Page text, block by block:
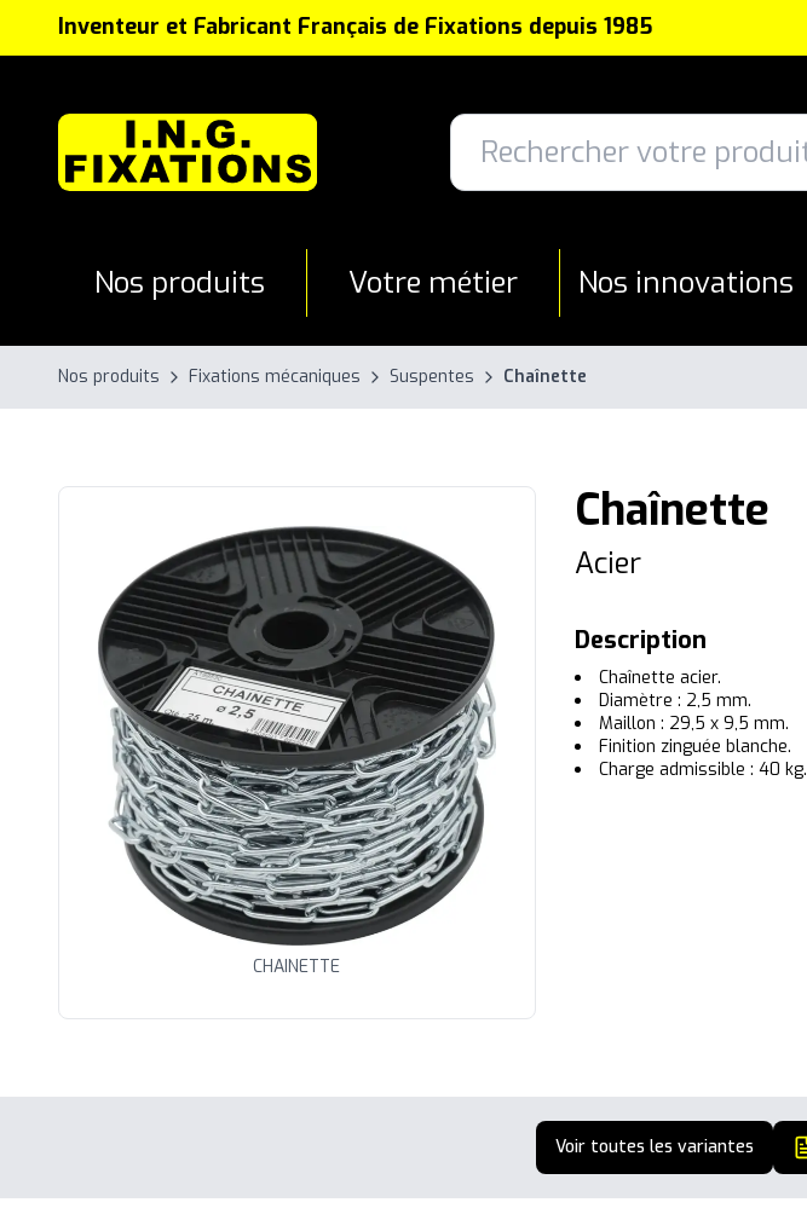
Panneau de gestion des cookies
Inventeur et Fabricant Français de Fixations depuis 1985
Nos produits Votre métier Nos innovations
Nos produits Fixations mécaniques Suspentes Chaînette
CHAINETTE
Chaînette
Acier
Description
Chaînette acier.
Diamètre : 2,5 mm.
Maillon : 29,5 x 9,5 mm.
Finition zinguée blanche.
Charge admissible : 40 kg.
Voir toutes les variantes